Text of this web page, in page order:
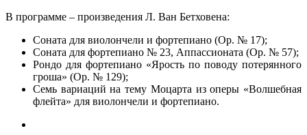
В программе – произведения Л. Ван Бетховена:
Соната для виолончели и фортепиано (Op. № 17);
Соната для фортепиано № 23, Аппассионата (Op. № 57);
Рондо для фортепиано «Ярость по поводу потерянного
гроша» (Op. № 129);
Семь вариаций на тему Моцарта из оперы «Волшебная
флейта» для виолончели и фортепиано.